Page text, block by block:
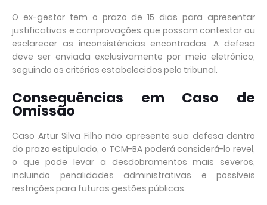
O ex-gestor tem o prazo de 15 dias para apresentar
justificativas e comprovações que possam contestar ou
esclarecer as inconsistências encontradas. A defesa
deve ser enviada exclusivamente por meio eletrônico,
seguindo os critérios estabelecidos pelo tribunal.
Consequências em Caso de
Omissão
Caso Artur Silva Filho não apresente sua defesa dentro
do prazo estipulado, o TCM-BA poderá considerá-lo revel,
o que pode levar a desdobramentos mais severos,
incluindo penalidades administrativas e possíveis
restrições para futuras gestões públicas.